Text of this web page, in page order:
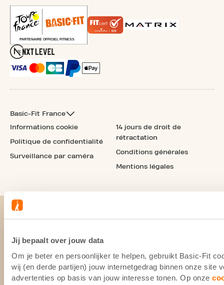
Jij bepaalt over jouw data
Om je beter en persoonlijker te helpen, gebruikt Basic-Fit
wij (en derde partijen) jouw internetgedrag binnen onze site
advertenties op basis van jouw interesse tonen. Op onze
Basic-Fit France
Informations cookie
Politique de confidentialité
Surveillance par caméra
14 jours de droit de
rétractation
Conditions générales
Mentions légales